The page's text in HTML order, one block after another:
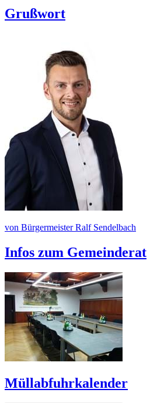
Grußwort
von Bürgermeister Ralf Sendelbach
Infos zum Gemeinderat
Müllabfuhrkalender